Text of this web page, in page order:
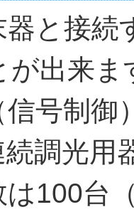
と接続
が出来ま
号制御
調光用
100台